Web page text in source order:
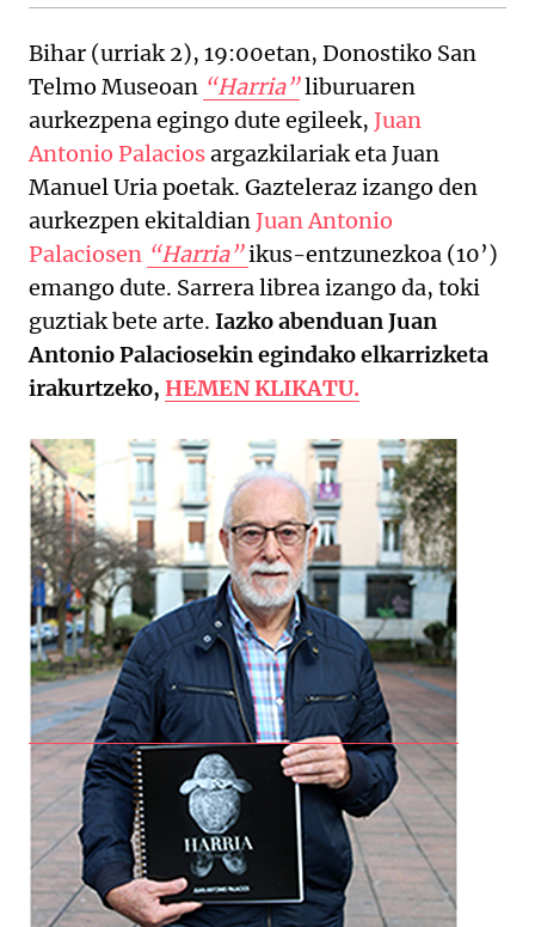
Bihar (urriak 2), 19:00etan, Donostiko San
Telmo Museoan “Harria”liburuaren
aurkezpena egingo dute egileek, Juan
Antonio Palaciosargazkilariak eta Juan
Manuel Uria poetak. Gazteleraz izango den
aurkezpen ekitaldian Juan Antonio
Palaciosen “Harria”ikus-entzunezkoa (10’)
emango dute. Sarrera librea izango da, toki
guztiak bete arte. Iazko abenduan Juan
Antonio Palaciosekin egindako elkarrizketa
irakurtzeko, HEMEN KLIKATU.